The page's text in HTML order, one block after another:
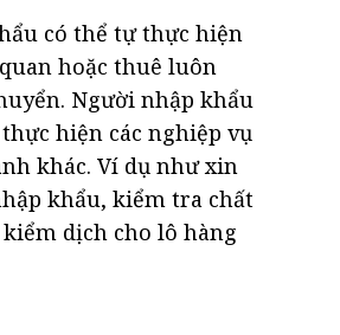
có thể tự thực hiện
hoặc thuê luôn
Người nhập khẩu
hiện các nghiệp vụ
khác. Ví dụ như xin
khẩu, kiểm tra chất
dịch cho lô hàng